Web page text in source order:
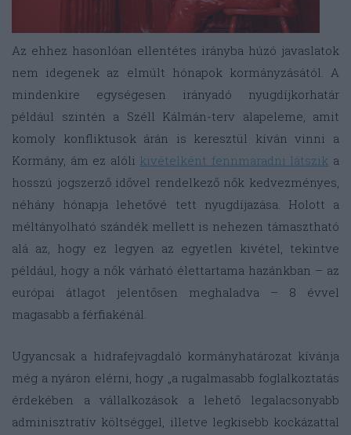
Az ehhez hasonlóan ellentétes irányba húzó javaslatok
nem idegenek az elmúlt hónapok kormányzásától. A
mindenkire egységesen irányadó nyugdíjkorhatár
például szintén a Széll Kálmán-terv alapeleme, amit
komoly konfliktusok árán is keresztül kíván vinni a
Kormány, ám ez alóli kivételként fennmaradni látszik a
hosszú jogszerző idővel rendelkező nők kedvezményes,
néhány hónapja lehetővé tett nyugdíjazása. Holott a
méltányolható szándék mellett is nehezen támasztható
alá az, hogy ez legyen az egyetlen kivétel, tekintve
például, hogy a nők várható élettartama hazánkban – az
európai átlagot jelentősen meghaladva – 8 évvel
magasabb a férfiakénál.
Ugyancsak a hidrafejvagdaló kormányhatározat kívánja
még a nyáron elérni, hogy „a rugalmasabb foglalkoztatás
érdekében a vállalkozások a lehető legalacsonyabb
adminisztratív költséggel, illetve legkisebb kockázattal